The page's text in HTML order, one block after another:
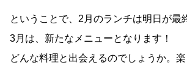
ということで、2月のランチは明日が最
3月は、新たなメニューとなります！
どんな料理と出会えるのでしょうか。楽